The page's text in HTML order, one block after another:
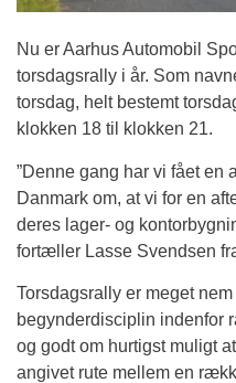
Nu er Aarhus Automobil
torsdagsrally i år. Som
torsdag, helt bestemt
klokken 18 til klokken 21.
”Denne gang har vi fået en
Danmark om, at vi for en
deres lager- og
fortæller Lasse Svendsen
Torsdagsrally er meget
begynderdisciplin indenfor
og godt om hurtigst muligt
angivet rute mellem en